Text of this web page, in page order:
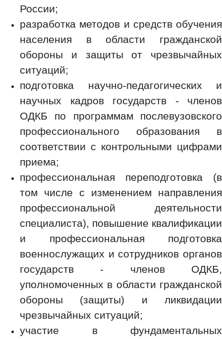
России;
разработка методов и средств обучения
населения в области гражданской
обороны и защиты от чрезвычайных
ситуаций;
подготовка научно-педагогических и
научных кадров государств - членов
ОДКБ по программам послевузовского
профессионального образования в
соответствии с контрольными цифрами
приема;
профессиональная переподготовка (в
том числе с изменением направления
профессиональной деятельности
специалиста), повышение квалификации
и профессиональная подготовка
военнослужащих и сотрудников органов
государств - членов ОДКБ,
уполномоченных в области гражданской
обороны (защиты) и ликвидации
чрезвычайных ситуаций;
участие в фундаментальных